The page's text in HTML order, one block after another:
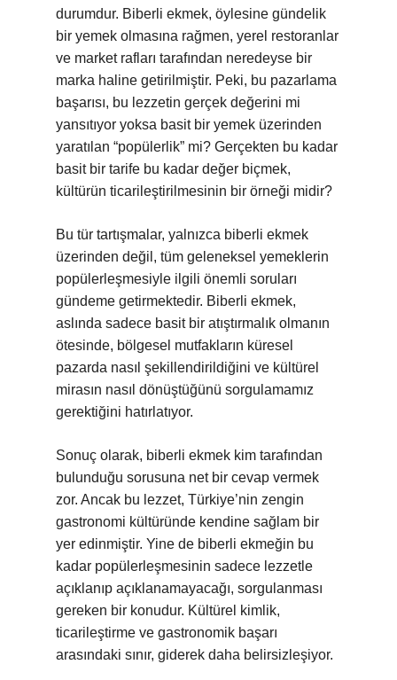
durumdur. Biberli ekmek, öylesine gündelik
bir yemek olmasına rağmen, yerel restoranlar
ve market rafları tarafından neredeyse bir
marka haline getirilmiştir. Peki, bu pazarlama
başarısı, bu lezzetin gerçek değerini mi
yansıtıyor yoksa basit bir yemek üzerinden
yaratılan “popülerlik” mi? Gerçekten bu kadar
basit bir tarife bu kadar değer biçmek,
kültürün ticarileştirilmesinin bir örneği midir?
Bu tür tartışmalar, yalnızca biberli ekmek
üzerinden değil, tüm geleneksel yemeklerin
popülerleşmesiyle ilgili önemli soruları
gündeme getirmektedir. Biberli ekmek,
aslında sadece basit bir atıştırmalık olmanın
ötesinde, bölgesel mutfakların küresel
pazarda nasıl şekillendirildiğini ve kültürel
mirasın nasıl dönüştüğünü sorgulamamız
gerektiğini hatırlatıyor.
Sonuç olarak, biberli ekmek kim tarafından
bulunduğu sorusuna net bir cevap vermek
zor. Ancak bu lezzet, Türkiye’nin zengin
gastronomi kültüründe kendine sağlam bir
yer edinmiştir. Yine de biberli ekmeğin bu
kadar popülerleşmesinin sadece lezzetle
açıklanıp açıklanamayacağı, sorgulanması
gereken bir konudur. Kültürel kimlik,
ticarileştirme ve gastronomik başarı
arasındaki sınır, giderek daha belirsizleşiyor.